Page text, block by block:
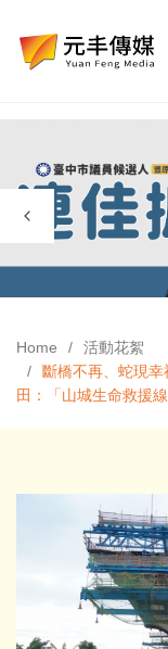
Home
活動花絮
斷橋不再、蛇現
田：「山城生命救援